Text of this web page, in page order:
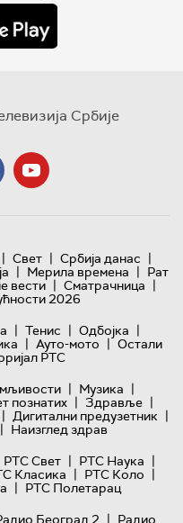
Србије
| Свет | Србија данас |
| Мерила времена | Рат
вести | Сматрачница |
2026
| Тенис | Одбојка |
| Ауто-мото | Остали
РТС
| Музика |
познатих | Здравље |
| Дигитални предузетник |
| Наизглед здрав
РТС Свет | РТС Наука |
Класика | РТС Коло |
| РТС Полетарац
Београд 2 | Радио